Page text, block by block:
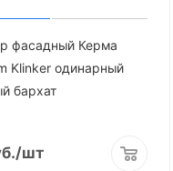
фасадный Керма
Klinker одинарный
бархат
/шт